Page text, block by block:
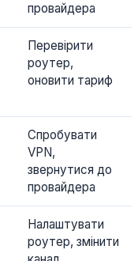
провайдера
Перевірити
роутер,
оновити тариф
Спробувати
VPN,
звернутися до
провайдера
Налаштувати
роутер, змінити